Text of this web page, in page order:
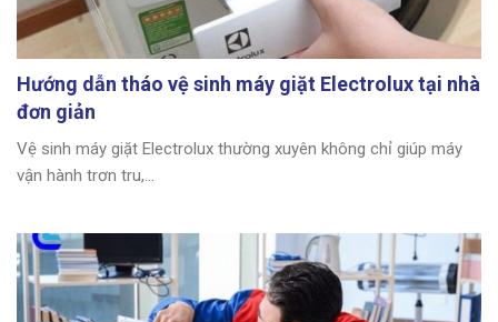
Hướng dẫn tháo vệ sinh máy giặt Electrolux tại nhà
đơn giản
Vệ sinh máy giặt Electrolux thường xuyên không chỉ giúp máy
vận hành trơn tru,...